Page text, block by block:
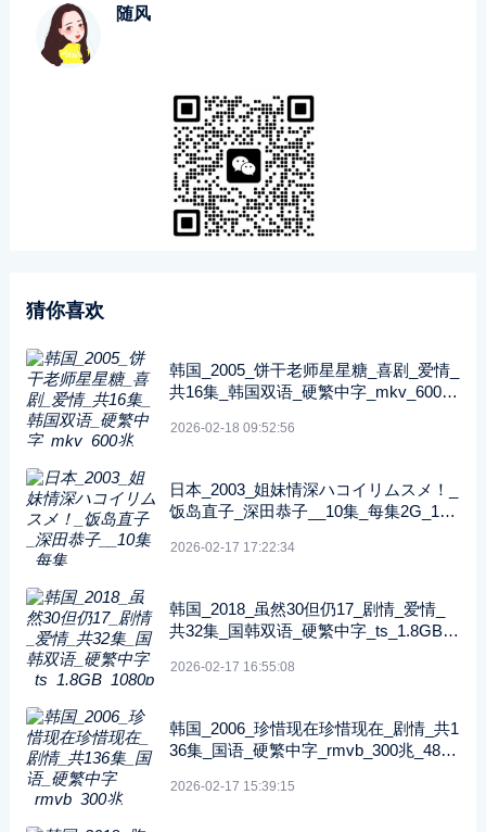
随风
猜你喜欢
韩国_2005_饼干老师星星糖_喜剧_爱情_
共16集_韩国双语_硬繁中字_mkv_600兆
2026-02-18 09:52:56
日本_2003_姐妹情深ハコイリムスメ！_
饭岛直子_深田恭子__10集_每集2G_108
2026-02-17 17:22:34
韩国_2018_虽然30但仍17_剧情_爱情_
共32集_国韩双语_硬繁中字_ts_1.8GB_1
2026-02-17 16:55:08
韩国_2006_珍惜现在珍惜现在_剧情_共1
36集_国语_硬繁中字_rmvb_300兆_480p
2026-02-17 15:39:15